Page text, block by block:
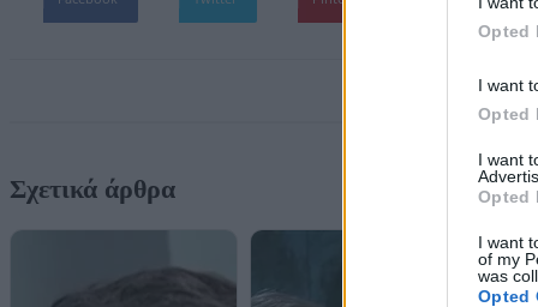
Opted
I want
Opted
I want
Opted
I want
of my
was
Opted
Σχετικά άρθρα